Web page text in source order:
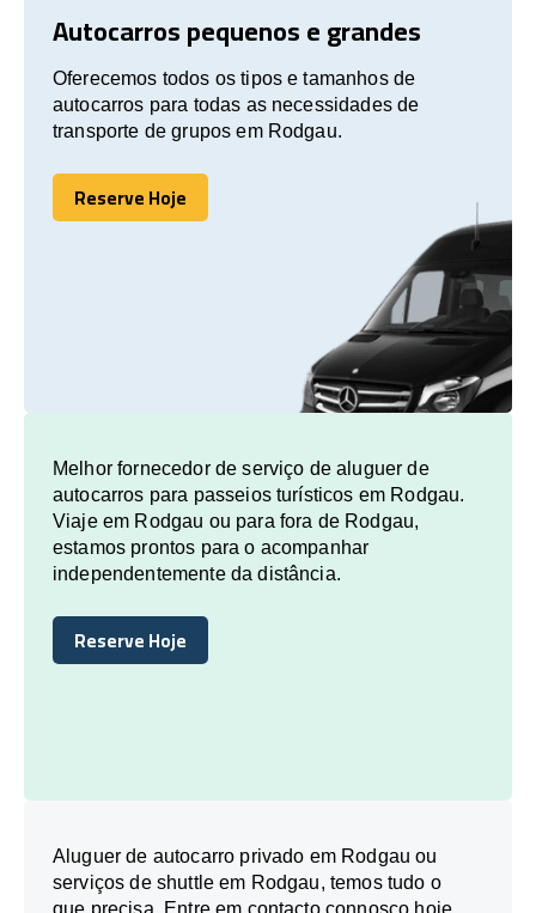
Autocarros pequenos e grandes
Oferecemos todos os tipos e tamanhos de
autocarros para todas as necessidades de
transporte de grupos em Rodgau.
Reserve Hoje
Reserve Hoje
Melhor fornecedor de serviço de aluguer de
autocarros para passeios turísticos em Rodgau.
Viaje em Rodgau ou para fora de Rodgau,
estamos prontos para o acompanhar
independentemente da distância.
Reserve Hoje
Reserve Hoje
Aluguer de autocarro privado em Rodgau ou
serviços de shuttle em Rodgau, temos tudo o
que precisa. Entre em contacto connosco hoje